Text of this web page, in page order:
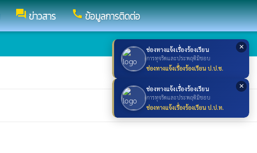
✕
ช่องทางแจ้งเรื่องร้องเรียน
การทุจริตและประพฤติมิชอบ
ช่องทางแจ้งเรื่องร้องเรียน ป.ป.ช.
✕
ช่องทางแจ้งเรื่องร้องเรียน
การทุจริตและประพฤติมิชอบ
ช่องทางแจ้งเรื่องร้องเรียน ป.ป.ท.
forumข่าวสาร callข้อมูลการติดต่อ